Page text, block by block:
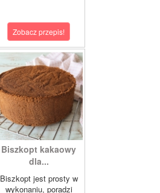
Zobacz przepis!
Biszkopt kakaowy
dla...
Biszkopt jest prosty w
wykonaniu, poradzi